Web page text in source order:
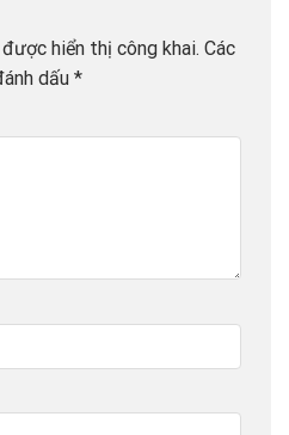
hiển thị công khai. Các
dấu *